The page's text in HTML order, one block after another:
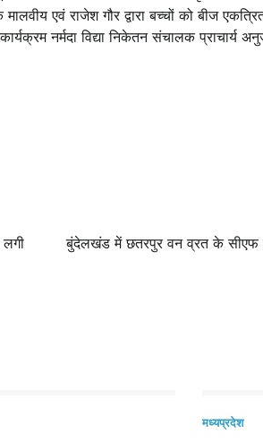
एवं राजेश गौर द्वारा बच्चों को बीज
नर्मदा विद्या निकेतन संचालक प्राचार्य
बुंदेलखंड में छतरपुर वन व्रत के सीएफ
मध्यप्रदेश